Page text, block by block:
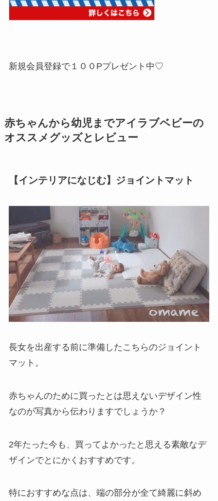
新規会員登録で１００Pプレゼント中♡
赤ちゃんから幼児までアイラブベビーの
オススメグッズとレビュー
【インテリアになじむ】ジョイントマット
長女を出産する前に準備したこちらのジョイント
マット。
赤ちゃんのために買ったとは思えないデザイン性
なのが写真から伝わりますでしょうか？
2年たった今も、買ってよかったと思える素敵なデ
ザインでとにかくおすすめです。
特におすすめな点は、端の部分が全て綺麗に斜め